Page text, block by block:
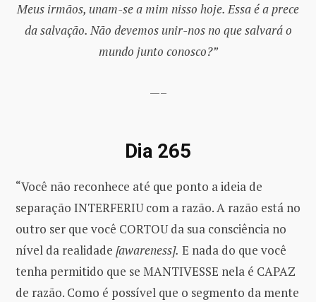
Meus irmãos, unam-se a mim nisso hoje. Essa é a prece
da salvação. Não devemos unir-nos no que salvará o
mundo junto conosco?”
—–
Dia 265
“Você não reconhece até que ponto a ideia de
separação INTERFERIU com a razão. A razão está no
outro ser que você CORTOU da sua consciência no
nível da realidade [awareness]. E nada do que você
tenha permitido que se MANTIVESSE nela é CAPAZ
de razão. Como é possível que o segmento da mente